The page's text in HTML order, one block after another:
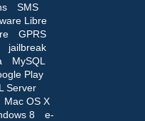
SMS
Libre
GPRS
jailbreak
MySQL
Play
Server
Mac OS X
8
e-